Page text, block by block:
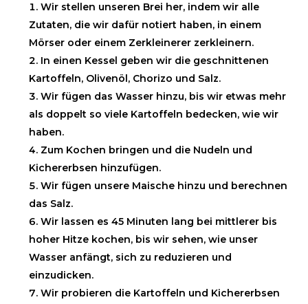
Wir stellen unseren Brei her, indem wir alle
Zutaten, die wir dafür notiert haben, in einem
Mörser oder einem Zerkleinerer zerkleinern.
In einen Kessel geben wir die geschnittenen
Kartoffeln, Olivenöl, Chorizo und Salz.
Wir fügen das Wasser hinzu, bis wir etwas mehr
als doppelt so viele Kartoffeln bedecken, wie wir
haben.
Zum Kochen bringen und die Nudeln und
Kichererbsen hinzufügen.
Wir fügen unsere Maische hinzu und berechnen
das Salz.
Wir lassen es 45 Minuten lang bei mittlerer bis
hoher Hitze kochen, bis wir sehen, wie unser
Wasser anfängt, sich zu reduzieren und
einzudicken.
Wir probieren die Kartoffeln und Kichererbsen